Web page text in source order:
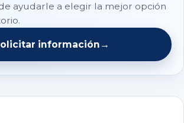
ayudarle a elegir la mejor opción
información →